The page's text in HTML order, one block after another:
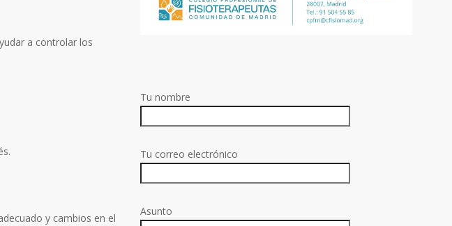
a controlar los
y cambios en el
Tu nombre
Tu correo electrónico
Asunto